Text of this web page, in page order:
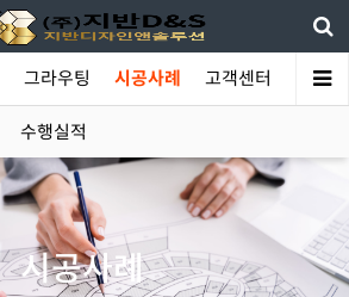
그라우팅 시공사례 고객센터
수행실적
시공사례